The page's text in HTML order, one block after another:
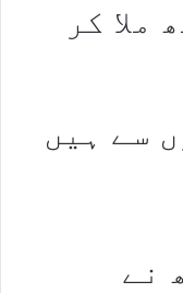
ملا کر
سے ہیں
نے